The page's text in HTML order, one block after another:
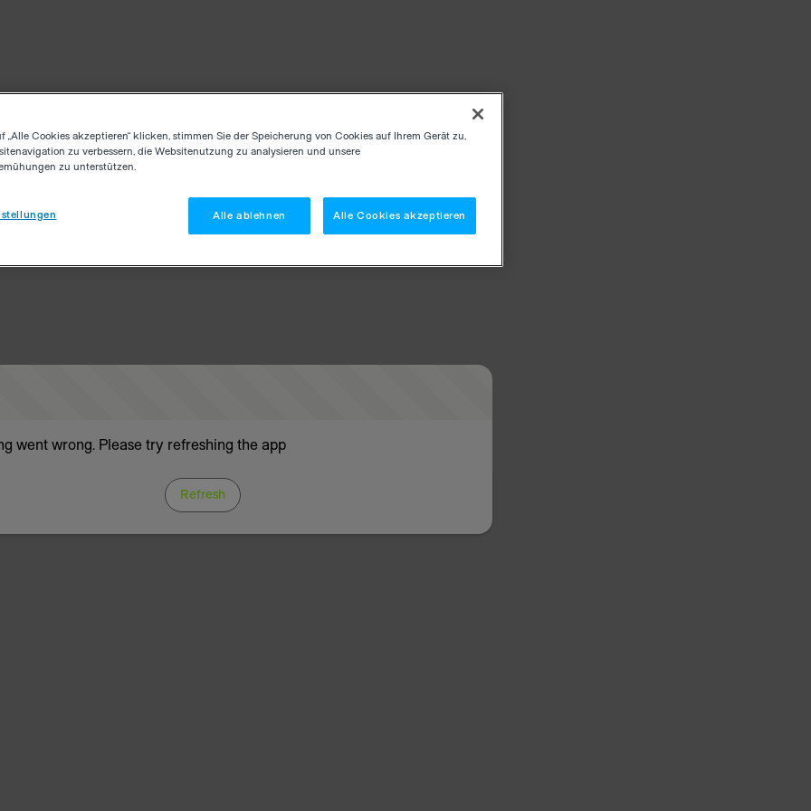
went wrong. Please try refreshing the app
Refresh
„Alle Cookies akzeptieren“ klicken, stimmen Sie der Speicherung von Cookies auf Ihrem Gerät zu,
zu verbessern, die Websitenutzung zu analysieren und unsere
zu unterstützen.
Alle ablehnen Alle Cookies akzeptieren